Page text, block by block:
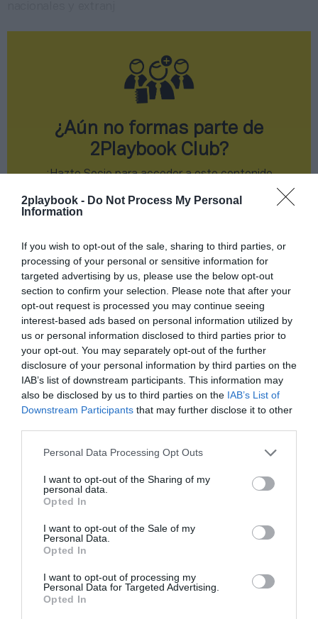
2playbook - Do Not Process My Personal
Information
If you wish to opt-out of the sale, sharing to third parties, or
processing of your personal or sensitive information for
targeted advertising by us, please use the below opt-out
section to confirm your selection. Please note that after your
opt-out request is processed you may continue seeing
interest-based ads based on personal information utilized by
us or personal information disclosed to third parties prior to
your opt-out. You may separately opt-out of the further
disclosure of your personal information by third parties on the
IAB’s list of downstream participants. This information may
also be disclosed by us to third parties on the IAB’s List of
Downstream Participants that may further disclose it to other
Personal Data Processing Opt Outs
I want to opt-out of the Sharing of my
personal data.
Opted In
I want to opt-out of the Sale of my
Personal Data.
Opted In
I want to opt-out of processing my
Personal Data for Targeted Advertising.
Opted In
Índex2P
Turismo deportivo
¿Aún no formas parte de
2Playbook Club?
¡Hazte Socio para acceder a este contenido
¡Suscríbete!
Compartir
Imprimir
Publicidad
2Playbook Club